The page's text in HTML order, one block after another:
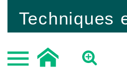
Techniques